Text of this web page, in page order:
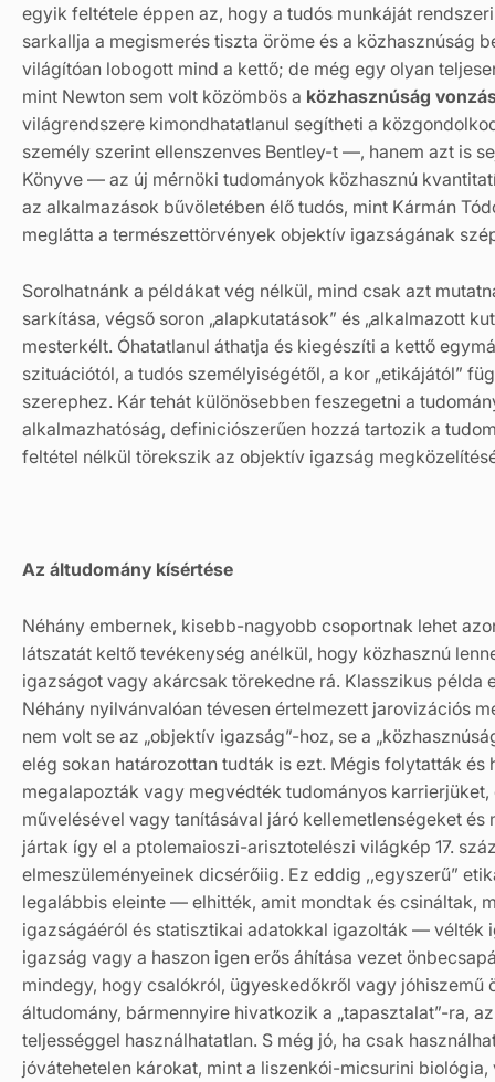
egyik feltétele éppen az, hogy a tudós munkáját
sarkallja a megismerés tiszta öröme és a közhasznúság
világítóan lobogott mind a kettő; de még egy olyan
mint Newton sem volt közömbös a közhasznúság
világrendszere kimondhatatlanul segítheti a
személy szerint ellenszenves Bentley-t —, hanem azt is
Könyve — az új mérnöki tudományok közhasznú
az alkalmazások bűvöletében élő tudós, mint Kármán
meglátta a természettörvények objektív igazságának
Sorolhatnánk a példákat vég nélkül, mind csak azt
sarkítása, végső soron „alapkutatások” és „alkalmazott
mesterkélt. Óhatatlanul áthatja és kiegészíti a kettő
szituációtól, a tudós személyiségétől, a kor „etikájától”
szerephez. Kár tehát különösebben feszegetni a
alkalmazhatóság, definiciószerűen hozzá tartozik a
feltétel nélkül törekszik az objektív igazság
Az áltudomány kísértése
Néhány embernek, kisebb-nagyobb csoportnak lehet
látszatát keltő tevékenység anélkül, hogy közhasznú
igazságot vagy akárcsak törekedne rá. Klasszikus példa
Néhány nyilvánvalóan tévesen értelmezett jarovizációs
nem volt se az „objektív igazság”-hoz, se a
elég sokan határozottan tudták is ezt. Mégis folytatták
megalapozták vagy megvédték tudományos
művelésével vagy tanításával járó kellemetlenségeket
jártak így el a ptolemaioszi-arisztotelészi világkép 17.
elmeszüleményeinek dicsérőiig. Ez eddig ,,egyszerű”
legalábbis eleinte — elhitték, amit mondtak és csináltak,
igazságáéról és statisztikai adatokkal igazolták — vélték
igazság vagy a haszon igen erős áhítása vezet
mindegy, hogy csalókról, ügyeskedőkről vagy jóhiszemű
áltudomány, bármennyire hivatkozik a „tapasztalat”-ra,
teljességgel használhatatlan. S még jó, ha csak
jóvátehetelen károkat, mint a liszenkói-micsurini